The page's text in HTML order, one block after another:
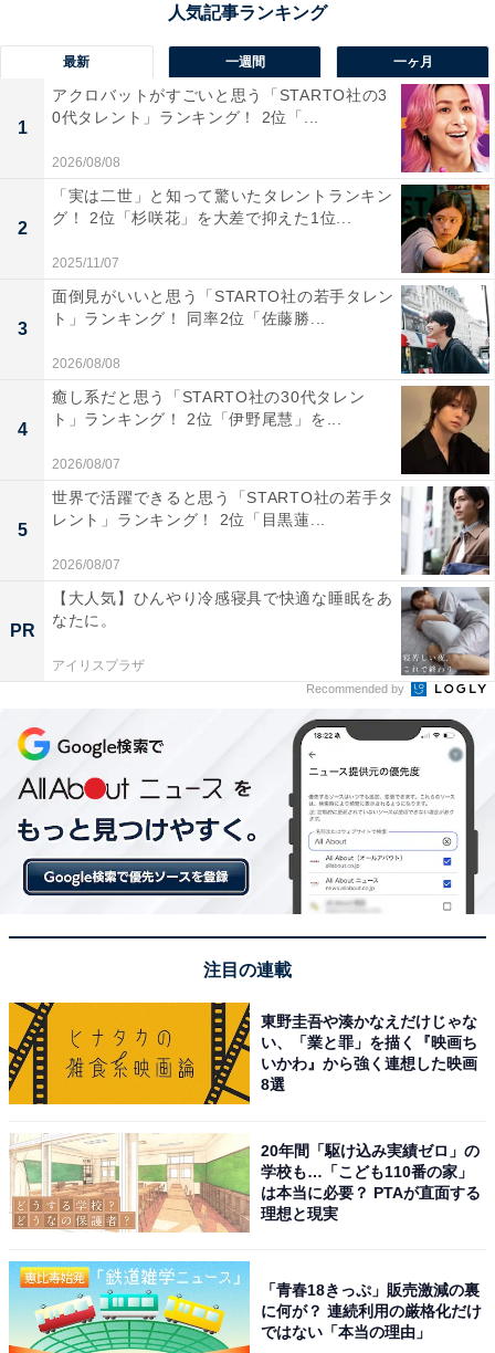
1位：『小さな恋のうた』（真栄城亮多）／85票
View this post on Instagram
1位は、2019年に公開した映画『小さな恋のうた』で
す。MONGOL800の名曲をもとに作られた映画で、沖縄
の小さな町を舞台に、高校生バンドのメンバーたちが夢
佐野さんが演じたのは、お調子者だが明るく憎めない真
栄城亮多。佐野さんにピッタリな爽やかな主人公で、映
画も大きな話題を集めました。半年間に及ぶ練習を行っ
た楽器演奏も披露され、泣ける青春映画としていまでも
人気です。
最新 一週間 一ヶ月
1
アクロバットがすごいと思う「STARTO社の3
0代タレント」ランキング！ 2位「...
2026/08/08
2
「実は二世」と知って驚いたタレントランキン
グ！ 2位「杉咲花」を大差で抑えた1位...
2025/11/07
3
面倒見がいいと思う「STARTO社の若手タレン
ト」ランキング！ 同率2位「佐藤勝...
2026/08/08
4
癒し系だと思う「STARTO社の30代タレン
ト」ランキング！ 2位「伊野尾慧」を...
2026/08/07
5
世界で活躍できると思う「STARTO社の若手タ
レント」ランキング！ 2位「目黒蓮...
2026/08/07
PR
【大人気】ひんやり冷感寝具で快適な睡眠をあ
なたに。
アイリスプラザ
Recommended by
注目の連載
東野圭吾や湊かなえだけじゃな
い、「業と罪」を描く『映画ち
いかわ』から強く連想した映画
8選
20年間「駆け込み実績ゼロ」の
学校も…「こども110番の家」
は本当に必要？ PTAが直面する
理想と現実
「青春18きっぷ」販売激減の裏
に何が？ 連続利用の厳格化だけ
ではない「本当の理由」